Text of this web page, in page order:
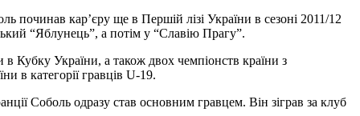
починав кар’єру ще в Першій лізі України в сезоні 2011/12
“Яблунець”, а потім у “Славію Прагу”.
Кубку України, а також двох чемпіонств країни з
в категорії гравців U-19.
Соболь одразу став основним гравцем. Він зіграв за клуб